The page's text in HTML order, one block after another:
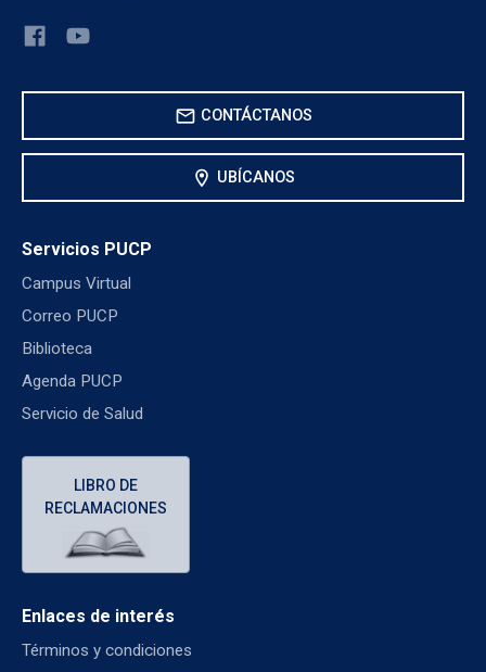
mail CONTÁCTANOS
location_on UBÍCANOS
Servicios PUCP
Campus Virtual
Correo PUCP
Biblioteca
Agenda PUCP
Servicio de Salud
LIBRO DE
RECLAMACIONES
Enlaces de interés
Términos y condiciones